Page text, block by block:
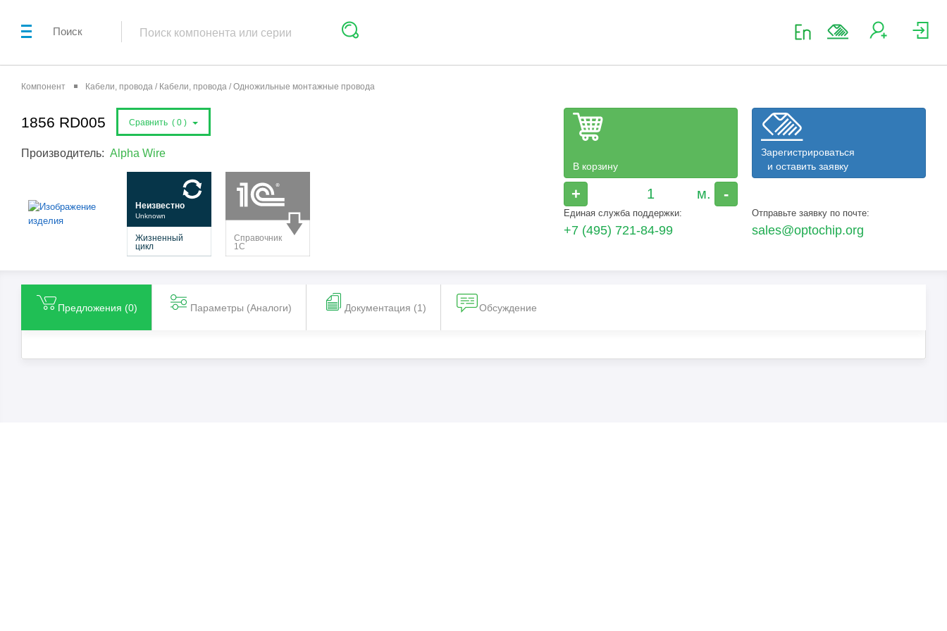
Поиск
Компонент Кабели, провода / Кабели, провода / Одножильные монтажные провода
1856 RD005 Сравнить ( 0 )
Производитель: Alpha Wire
В корзину
+ -
Зарегистрироваться
и оставить заявку
Единая служба поддержки:
+7 (495) 721-84-99
Отправьте заявку по почте:
sales@optochip.org
Предложения (0) Параметры (Aналоги) Документация (1) Обсуждение